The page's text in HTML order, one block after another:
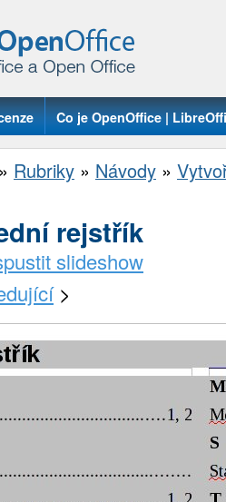
Co je OpenOffice |
» Rubriky » Návody »
rejstřík
slideshow
>